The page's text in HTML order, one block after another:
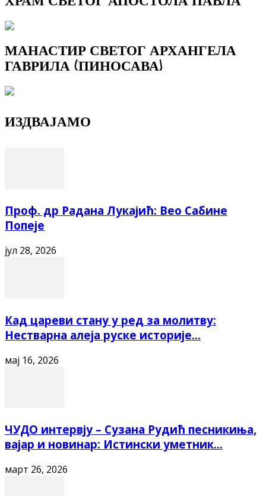
МАНАСТИР СВЕТОГ АРХАНГЕЛА
ГАВРИЛА (ПИНОСАВА)
ИЗДВАЈАМО
Проф. др Радана Лукајић: Вео Сабине
Попеје
јул 28, 2026
Кад цареви стану у ред за молитву:
Нестварна алеја руске историје...
мај 16, 2026
ЧУДО интервју – Сузана Рудић песникиња,
вајар и новинар: Истински уметник...
март 26, 2026